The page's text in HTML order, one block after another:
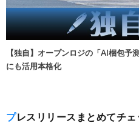
【独自】オープンロジの「AI梱包予
にも活用本格化
プレスリリースまとめてチェ